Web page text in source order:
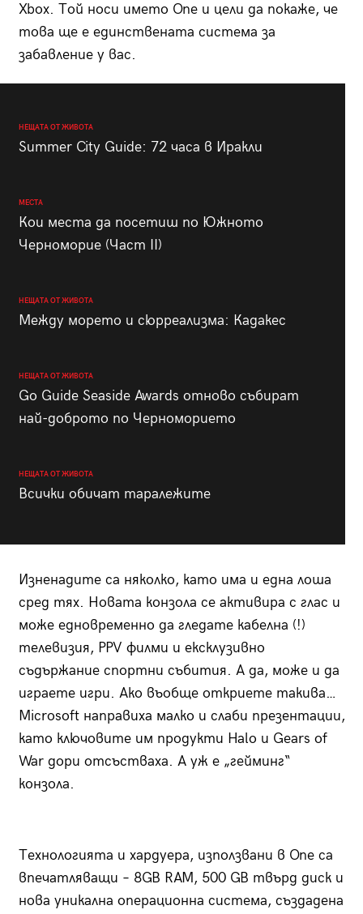
Xbox. Той носи името One и цели да покаже, че
това ще е единствената система за
забавление у вас.
НЕЩАТА ОТ ЖИВОТА
Summer City Guide: 72 часа в Иракли
МЕСТА
Кои места да посетиш по Южното
Черноморие (Част II)
НЕЩАТА ОТ ЖИВОТА
Между морето и сюрреализма: Кадакес
НЕЩАТА ОТ ЖИВОТА
Go Guide Seaside Awards отново събират
най-доброто по Черноморието
НЕЩАТА ОТ ЖИВОТА
Всички обичат таралежите
Изненадите са няколко, като има и една лоша
сред тях. Новата конзола се активира с глас и
може едновременно да гледате кабелна (!)
телевизия, PPV филми и ексклузивно
съдържание спортни събития. А да, може и да
играете игри. Ако въобще откриете такива…
Microsoft направиха малко и слаби презентации,
като ключовите им продукти Halo и Gears of
War дори отсъстваха. А уж е „гейминг“
конзола.
Технологията и хардуера, използвани в One са
впечатляващи – 8GB RAM, 500 GB твърд диск и
нова уникална операционна система, създадена